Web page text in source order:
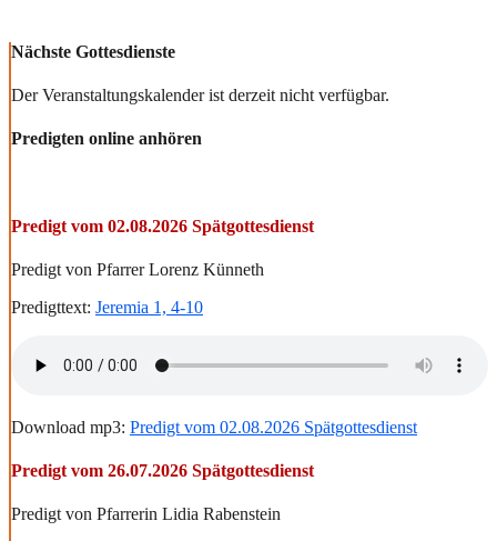
Nächste Gottesdienste
Der Veranstaltungskalender ist derzeit nicht verfügbar.
Predigten online anhören
Predigt vom 02.08.2026 Spätgottesdienst
Predigt von Pfarrer Lorenz Künneth
Predigttext: Jeremia 1, 4-10
Download mp3: Predigt vom 02.08.2026 Spätgottesdienst
Predigt vom 26.07.2026 Spätgottesdienst
Predigt von Pfarrerin Lidia Rabenstein